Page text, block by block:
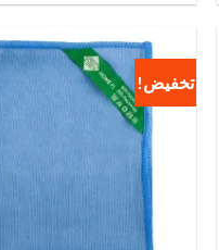
تخفيض!